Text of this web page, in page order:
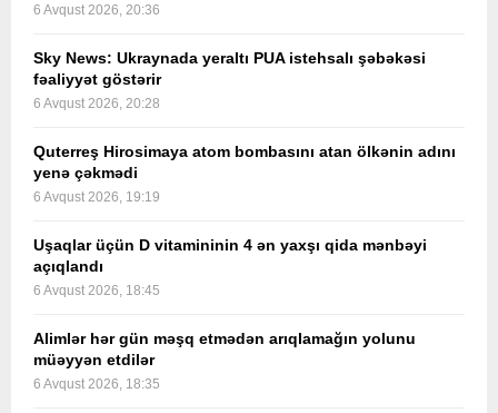
6 Avqust 2026, 20:36
Sky News: Ukraynada yeraltı PUA istehsalı şəbəkəsi
fəaliyyət göstərir
6 Avqust 2026, 20:28
Quterreş Hirosimaya atom bombasını atan ölkənin adını
yenə çəkmədi
6 Avqust 2026, 19:19
Uşaqlar üçün D vitamininin 4 ən yaxşı qida mənbəyi
açıqlandı
6 Avqust 2026, 18:45
Alimlər hər gün məşq etmədən arıqlamağın yolunu
müəyyən etdilər
6 Avqust 2026, 18:35